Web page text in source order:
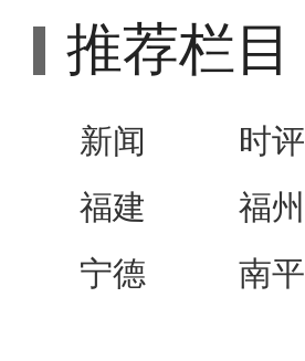
推荐栏目
新闻 时评
福建
福州
宁德
南平